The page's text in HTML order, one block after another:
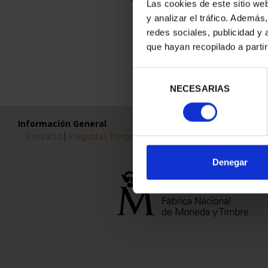
Las cookies de este sitio
y analizar el tráfico.
redes sociales, publicidad y
que hayan recopilado a
consentimiento
NECESARIAS
Denegar
Información General
Contacto | Preguntas Frequentes (FAQs)|Aviso Legal|